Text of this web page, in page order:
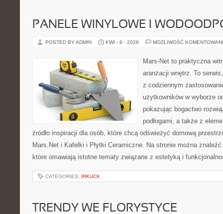
PANELE WINYLOWE I
POSTED BY ADMIN KWI - 9 - 2026 MOŻLIWOŚĆ
Mars-Net to praktyczna
aranżacji wnętrz. To
z codziennym
użytkowników w wyborze
pokazując bogactwo
podłogami, a także z
źródło inspiracji dla osób, które chcą odświeżyć domową
Mars.Net i Kafelki i Płytki Ceramiczne. Na stronie można
które omawiają istotne tematy związane z estetyką i
CATEGORIES: IRKUCK
TRENDY WE FLORYSTYCE